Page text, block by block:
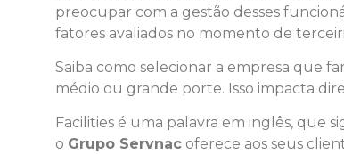
preocupar com a gestão desses
fatores avaliados no momento de
Saiba como selecionar a empresa que
médio ou grande porte. Isso impacta
Facilities é uma palavra em inglês, que
o Grupo Servnac oferece aos seus